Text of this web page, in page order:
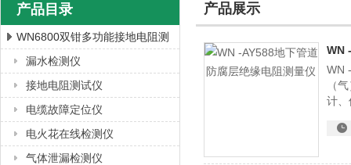
上海徐吉电气有限公司
产品目录
WN6800双钳多功能接地电阻测
试仪漏水检测仪
接地电阻测试仪
电缆故障定位仪
电火花在线检测仪
气体泄漏检测仪
产品展示
WN
WN
（
计、
评